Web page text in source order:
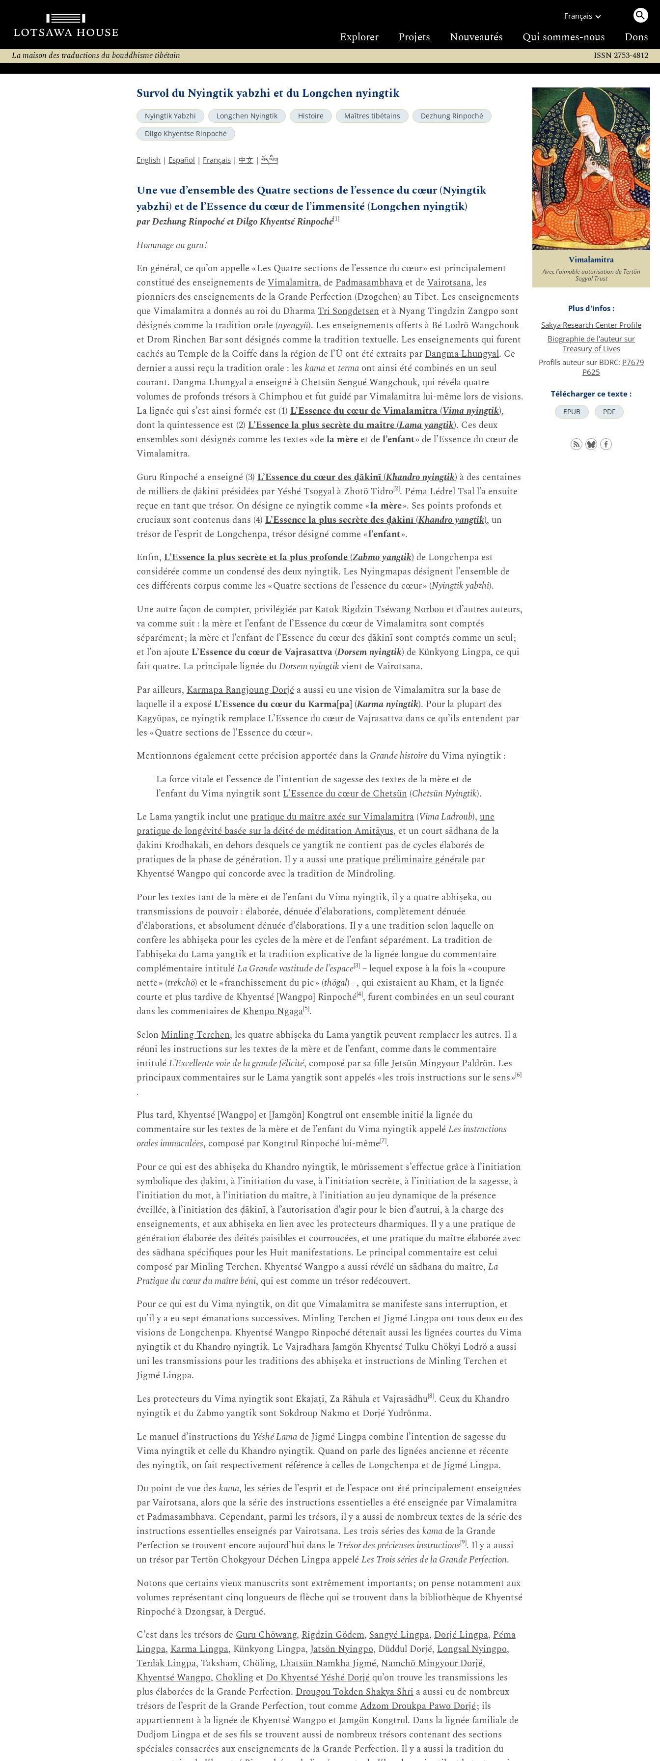
Français
Explorer Projets Nouveautés Qui sommes-nous Dons
La maison des traductions du bouddhisme tibétain ISSN 2753-4812
Survol du Nyingtik yabzhi et du Longchen nyingtik
Nyingtik Yabzhi Longchen Nyingtik Histoire Maîtres tibétains
Dezhung Rinpoché
Dilgo Khyentse Rinpoché
English | Español | Français | 中文 | བོད་ཡིག
Une vue d’ensemble des Quatre sections de l’essence du cœur (Nyingtik
yabzhi) et de l’Essence du cœur de l’immensité (Longchen nyingtik)
par Dezhung Rinpoché et Dilgo Khyentsé Rinpoché[1]
Hommage au guru !
En général, ce qu’on appelle « Les Quatre sections de l’essence du cœur » est principalement
constitué des enseignements de Vimalamitra, de Padmasambhava et de Vairotsana, les
pionniers des enseignements de la Grande Perfection (Dzogchen) au Tibet. Les enseignements
que Vimalamitra a donnés au roi du DharmaTri Songdetsen et à Nyang Tingdzin Zangpo sont
désignés comme la tradition orale (nyengyü). Les enseignements offerts à Bé Lodrö Wangchouk
et Drom Rinchen Bar sont désignés comme la tradition textuelle. Les enseignements qui furent
cachés au Temple de la Coiffe dans la région de l’Ü ont été extraits parDangma Lhungyal. Ce
dernier a aussi reçu la tradition orale : les kama et terma ont ainsi été combinés en un seul
courant. Dangma Lhungyal a enseigné àChetsün Sengué Wangchouk, qui révéla quatre
volumes de profonds trésors à Chimphou et fut guidé par Vimalamitra lui-même lors de visions.
La lignée qui s’est ainsi formée est (1) L’Essence du cœur de Vimalamitra (Vima nyingtik),
dont la quintessence est (2) L’Essence la plus secrète du maître (Lama yangtik). Ces deux
ensembles sont désignés comme les textes « de la mère et de l’enfant» de l’Essence du cœur de
Vimalamitra.
Guru Rinpoché a enseigné (3) L’Essence du cœur des ḍākinī (Khandro nyingtik) à des centaines
de milliers de ḍākinī présidées parYéshé Tsogyal à Zhotö Tidro[2]. Péma Lédrel Tsal l’a ensuite
reçue en tant que trésor. On désigne ce nyingtik comme «lamère». Ses points profonds et
cruciaux sont contenus dans (4) L’Essence la plus secrète des ḍākinī (Khandro yangtik), un
trésor de l’esprit de Longchenpa, trésor désigné comme «l’enfant».
Enfin, L’Essence la plus secrète et la plus profonde (Zabmo yangtik)de Longchenpa est
considérée comme un condensé des deux nyingtik. Les Nyingmapas désignent l’ensemble de
ces différents corpus comme les « Quatre sections de l’essence du cœur » (Nyingtik yabzhi).
Une autre façon de compter, privilégiée parKatok Rigdzin Tséwang Norbou et d’autres auteurs,
va comme suit : la mère et l’enfant de l’Essence du cœur de Vimalamitra sont comptés
séparément ; la mère et l’enfant de l’Essence du cœur des ḍākinī sont comptés comme un seul ;
et l’on ajoute L’Essence du cœur de Vajrasattva (Dorsem nyingtik) de Künkyong Lingpa, ce qui
fait quatre. La principale lignée duDorsem nyingtikvient de Vairotsana.
Par ailleurs, Karmapa Rangjoung Dorjé a aussi eu une vision de Vimalamitra sur la base de
laquelle il a exposé L’Essence du cœur du Karma[pa] (Karma nyingtik). Pour la plupart des
Kagyüpas, ce nyingtik remplace L’Essence du cœur de Vajrasattva dans ce qu’ils entendent par
les « Quatre sections de l’Essence du cœur ».
Mentionnons également cette précision apportée dans la Grande histoiredu Vima nyingtik :
La force vitale et l’essence de l’intention de sagesse des textes de la mère et de
l’enfant du Vima nyingtik sont L’Essence du cœur de Chetsün (Chetsün Nyingtik).
Le Lama yangtik inclut une pratique du maître axée sur Vimalamitra (Vima Ladroub), une
pratique de longévité basée sur la déité de méditation Amitāyus, et un court sādhana de la
ḍākinī Krodhakālī, en dehors desquels ce yangtik ne contient pas de cycles élaborés de
pratiques de la phase de génération. Il y a aussi une pratique préliminaire générale par
Khyentsé Wangpo qui concorde avec la tradition de Mindroling.
Pour les textes tant de la mère et de l’enfant du Vima nyingtik, il y a quatre abhiṣeka, ou
transmissions de pouvoir : élaborée, dénuée d’élaborations, complètement dénuée
d’élaborations, et absolument dénuée d’élaborations. Il y a une tradition selon laquelle on
confère les abhiṣeka pour les cycles de la mère et de l’enfant séparément. La tradition de
l’abhiṣeka du Lama yangtik et la tradition explicative de la lignée longue du commentaire
complémentaire intitulé La Grande vastitude de l’espace[3] – lequel expose à la fois la « coupure
nette » (trekchö) et le « franchissement du pic » (thögal) –, qui existaient au Kham, et la lignée
courte et plus tardive de Khyentsé [Wangpo] Rinpoché[4], furent combinées en un seul courant
dans les commentaires de Khenpo Ngaga[5].
Selon Minling Terchen, les quatre abhiṣeka du Lama yangtik peuvent remplacer les autres. Il a
réuni les instructions sur les textes de la mère et de l’enfant, comme dans le commentaire
intitulé L’Excellente voie de la grande félicité, composé par sa fille Jetsün Mingyour Paldrön. Les
principaux commentaires sur le Lama yangtik sont appelés « les trois instructions sur le sens »[6]
.
Plus tard, Khyentsé [Wangpo] et [Jamgön] Kongtrul ont ensemble initié la lignée du
commentaire sur les textes de la mère et de l’enfant du Vima nyingtik appelé Les instructions
orales immaculées, composé par Kongtrul Rinpoché lui-même[7].
Pour ce qui est des abhiṣeka du Khandro nyingtik, le mûrissement s’effectue grâce à l’initiation
symbolique des ḍākinī, à l’initiation du vase, à l’initiation secrète, à l’initiation de la sagesse, à
l’initiation du mot, à l’initiation du maître, à l’initiation au jeu dynamique de la présence
éveillée, à l’initiation des ḍākinī, à l’autorisation d’agir pour le bien d’autrui, à la charge des
enseignements, et aux abhiṣeka en lien avec les protecteurs dharmiques. Il y a une pratique de
génération élaborée des déités paisibles et courroucées, et une pratique du maître élaborée avec
des sādhana spécifiques pour les Huit manifestations. Le principal commentaire est celui
composé par Minling Terchen. Khyentsé Wangpo a aussi révélé un sādhana du maître, La
Pratique du cœur du maître béni, qui est comme un trésor redécouvert.
Pour ce qui est du Vima nyingtik, on dit que Vimalamitra se manifeste sans interruption, et
qu’il y a eu sept émanations successives. Minling Terchen et Jigmé Lingpa ont tous deux eu des
visions de Longchenpa. Khyentsé Wangpo Rinpoché détenait aussi les lignées courtes du Vima
nyingtik et du Khandro nyingtik. Le Vajradhara Jamgön Khyentsé Tulku Chökyi Lodrö a aussi
uni les transmissions pour les traditions des abhiṣeka et instructions de Minling Terchen et
Jigmé Lingpa.
Les protecteurs du Vima nyingtik sont Ekajaṭī, Za Rāhula et Vajrasādhu[8]. Ceux du Khandro
nyingtik et du Zabmo yangtik sont Sokdroup Nakmo et Dorjé Yudrönma.
Le manuel d’instructions du Yéshé Lamade Jigmé Lingpa combine l’intention de sagesse du
Vima nyingtik et celle du Khandro nyingtik. Quand on parle des lignées ancienne et récente
des nyingtik, on fait respectivement référence à celles de Longchenpa et de Jigmé Lingpa.
Du point de vue des kama, les séries de l’esprit et de l’espace ont été principalement enseignées
par Vairotsana, alors que la série des instructions essentielles a été enseignée par Vimalamitra
et Padmasambhava. Cependant, parmi les trésors, il y a aussi de nombreux textes de la série des
instructions essentielles enseignés par Vairotsana. Les trois séries des kamade la Grande
Perfection se trouvent encore aujourd’hui dans le Trésor des précieuses instructions[9]. Il y a aussi
un trésor par Tertön Chokgyour Déchen Lingpa appelé Les Trois séries de la Grande Perfection.
Notons que certains vieux manuscrits sont extrêmement importants ; on pense notamment aux
volumes représentant cinq longueurs de flèche qui se trouvent dans la bibliothèque de Khyentsé
Rinpoché à Dzongsar, à Dergué.
C’est dans les trésors de Guru Chöwang, Rigdzin Gödem, Sangyé Lingpa, Dorjé Lingpa, Péma
Lingpa, Karma Lingpa, Künkyong Lingpa, Jatsön Nyingpo, Düddul Dorjé, Longsal Nyingpo,
Terdak Lingpa, Taksham, Chöling, Lhatsün Namkha Jigmé, Namchö Mingyour Dorjé,
Khyentsé Wangpo, Chokling et Do Khyentsé Yéshé Dorjé qu’on trouve les transmissions les
plus élaborées de la Grande Perfection. Drougou Tokden Shakya Shri a aussi eu de nombreux
trésors de l’esprit de la Grande Perfection, tout comme Adzom Droukpa Pawo Dorjé; ils
appartiennent à la lignée de Khyentsé Wangpo et Jamgön Kongtrul. Dans la lignée familiale de
Dudjom Lingpa et de ses fils se trouvent aussi de nombreux trésors contenant des sections
spéciales consacrées aux enseignements de la Grande Perfection. Il y a aussi la tradition du
Vimalamitra
Avec l'aimable autorisation de Tertön
Sogyal Trust
Plus d'infos :
Sakya Research Center Profile
Biographie de l'auteur sur
Treasury of Lives
Profils auteur sur BDRC: P7679
P625
Télécharger ce texte :
EPUB PDF